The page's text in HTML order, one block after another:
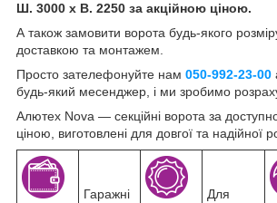
Ш. 3000 х В. 2250 за акційною ціною.
А також замовити ворота будь-якого
доставкою та монтажем.
Просто зателефонуйте нам 050-992-23-00
будь-який месенджер, і ми зробимо
Алютех Nova — секційні ворота за
ціною, виготовлені для довгої та надійної
Гаражні
Для